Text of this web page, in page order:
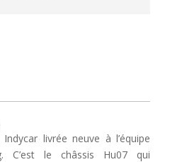
livrée neuve à l’équipe
C’est le châssis Hu07 qui